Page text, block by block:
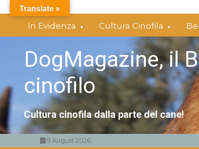
contenutoIn Evidenza Cultura Cinofila
DogMagazine, il
cinofilo
Cultura cinofila dalla parte del cane!
9 August 2026
Translate »